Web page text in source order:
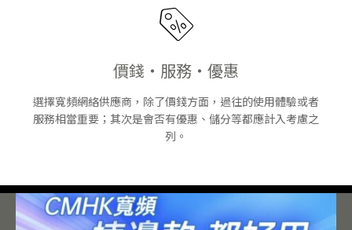
價錢・服務・優惠
選擇寬頻網絡供應商，除了價錢方面，過往的使用體驗或者
服務相當重要；其次是會否有優惠、儲分等都應計入考慮之
列。